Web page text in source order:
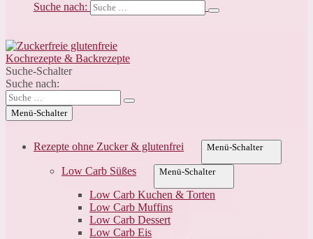
Suche nach:
Suche-Schalter
Suche nach:
Menü-Schalter
Rezepte ohne Zucker & glutenfrei Menü-Schalter
Low Carb Süßes Menü-Schalter
Low Carb Kuchen & Torten
Low Carb Muffins
Low Carb Dessert
Low Carb Eis